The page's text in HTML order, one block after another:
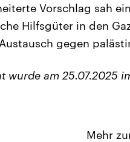
Vorschlag sah
Hilfsgüter in den
gegen
wurde am 25.07.2025
Mehr